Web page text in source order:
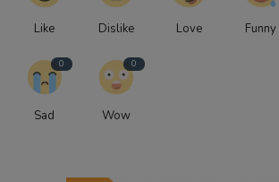
Like Dislike Love Funny
0
Sad
0
Wow